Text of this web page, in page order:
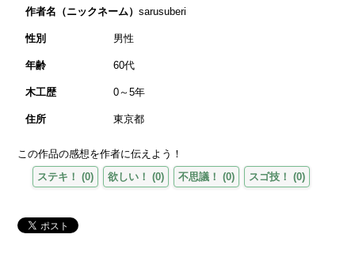
作者名（ニックネーム）sarusuberi
性別 男性
年齢 60代
木工歴 0～5年
住所 東京都
この作品の感想を作者に伝えよう！
ステキ！
(0) 欲しい！ (0) 不思議！ (0) スゴ技！ (0)